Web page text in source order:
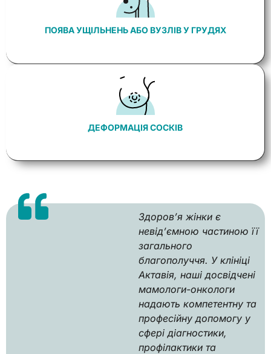
ПОЯВА УЩІЛЬНЕНЬ АБО ВУЗЛІВ У ГРУДЯХ
ДЕФОРМАЦІЯ СОСКІВ
Здоров’я жінки є
невід’ємною частиною її
загального
благополуччя. У клініці
Актавія, наші досвідчені
мамологи-онкологи
надають компетентну та
професійну допомогу у
сфері діагностики,
профілактики та